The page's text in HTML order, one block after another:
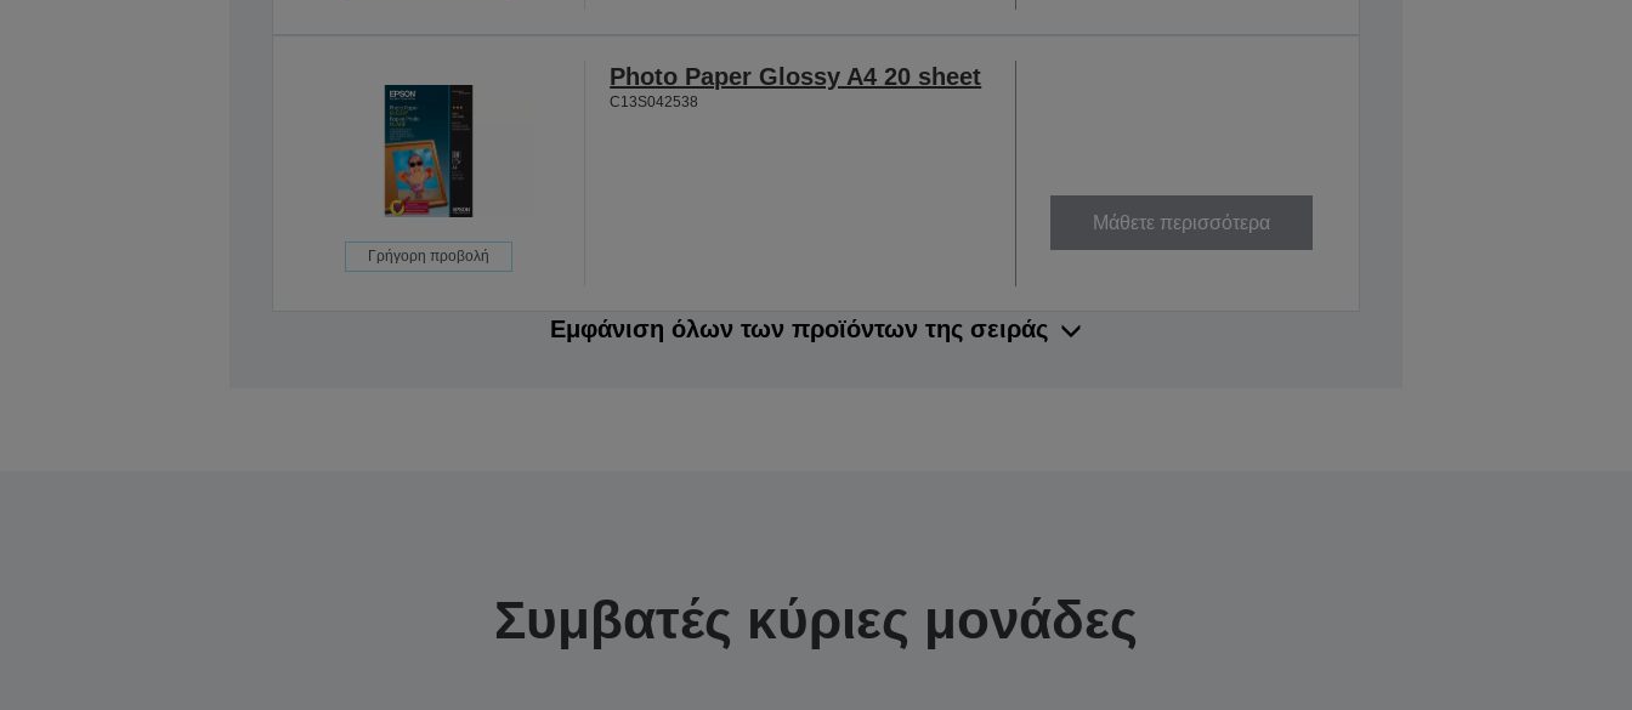
Γρήγορη προβολή
Photo Paper Glossy A4 20 sheet
C13S042538
Μάθετε περισσότερα
Εμφάνιση όλων των προϊόντων της σειράς
Συμβατές κύριες μονάδες